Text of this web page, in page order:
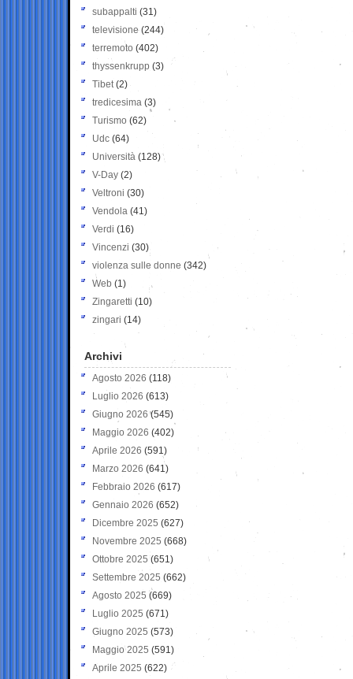
subappalti (31)
televisione(244)
terremoto (402)
thyssenkrupp (3)
Tibet(2)
tredicesima (3)
Turismo (62)
Udc (64)
Università (128)
V-Day (2)
Veltroni (30)
Vendola (41)
Verdi (16)
Vincenzi (30)
violenza sulle donne (342)
Web (1)
Zingaretti (10)
zingari (14)
Archivi
Agosto 2026 (118)
Luglio 2026 (613)
Giugno 2026 (545)
Maggio 2026 (402)
Aprile 2026 (591)
Marzo 2026 (641)
Febbraio 2026 (617)
Gennaio 2026 (652)
Dicembre 2025 (627)
Novembre 2025 (668)
Ottobre 2025 (651)
Settembre 2025 (662)
Agosto 2025 (669)
Luglio 2025 (671)
Giugno 2025 (573)
Maggio 2025 (591)
Aprile 2025 (622)